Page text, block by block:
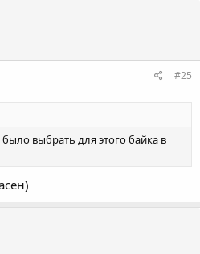
#25
выбрать для этого байка в